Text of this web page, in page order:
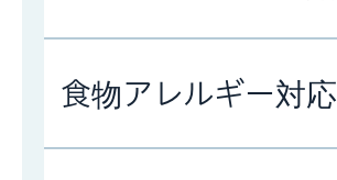
食物アレルギー対応